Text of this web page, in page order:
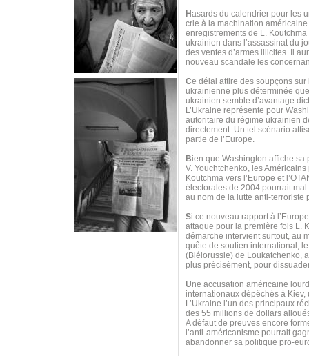
H asards du calendrier pour les
crie à la machination
enregistrements de L.
ukrainien dans l’assassinat du
des ventes d’armes illicites. Il
nouveau scandale les
Ce délai attire des soupçons
ukrainienne plus déterminée
ukrainien semble d’avantage
L’Ukraine représente pour
autoritaire du régime ukrainien
directement. Un tel scénario
partie de l’Europe.
Bien que Washington affiche
V. Youchtchenko, les
Koutchma vers l’Europe et
électorales de 2004 pourrait
au nom de la lutte anti-terroriste
Si ce nouveau rapport à
attaque pour la première fois L.
démarche intervient surtout, au
quête de soutien international,
(Biélorussie) de Loukatchenko,
plus précisément, pour
Une accusation américaine
internationaux dépêchés à
L’Ukraine l’un des principaux
des 55 millions de dollars
A défaut de preuves encore
l’anti-américanisme pourrait
abandonner sa politique pro-